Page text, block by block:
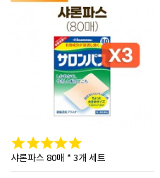
샤론파스 80매 * 3개 세트